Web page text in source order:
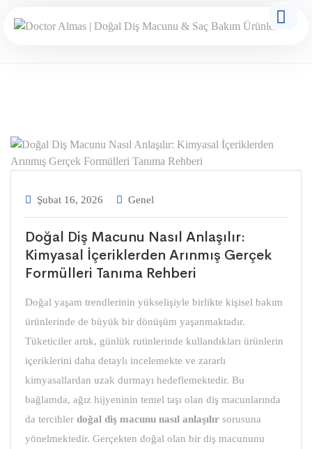
Şubat 16, 2026 Genel
Doğal Diş Macunu Nasıl Anlaşılır:
Kimyasal İçeriklerden Arınmış Gerçek
Formülleri Tanıma Rehberi
Doğal yaşam trendlerinin yükselişiyle birlikte kişisel bakım
ürünlerinde de büyük bir dönüşüm yaşanmaktadır.
Tüketiciler artık, günlük rutinlerinde kullandıkları ürünlerin
içeriklerini daha detaylı incelemekte ve zararlı
kimyasallardan uzak durmayı hedeflemektedir. Bu
bağlamda, ağız hijyeninin temel taşı olan diş macunlarında
da tercihler doğal diş macunu nasıl anlaşılır sorusuna
yönelmektedir. Gerçekten doğal olan bir diş macununu